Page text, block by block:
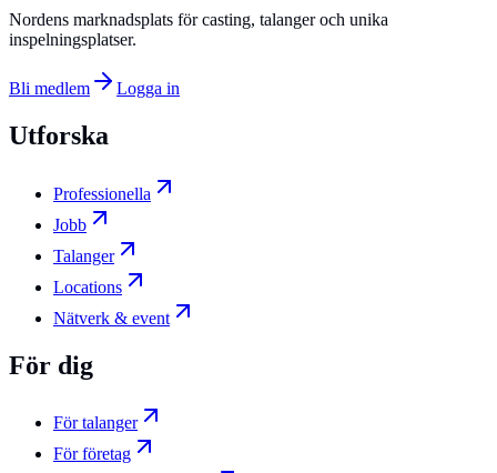
Nordens marknadsplats för casting, talanger och unika
inspelningsplatser.
Bli medlem Logga in
Utforska
Professionella
Jobb
Talanger
Locations
Nätverk & event
För dig
För talanger
För företag